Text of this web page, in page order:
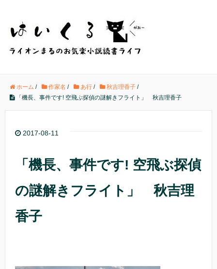
ホーム / 作家名 / あ行 / 秋吉理香子 /
「機長、事件です! 空飛ぶ探偵の謎解きフライト」 秋吉理香子
2017-08-11
「機長、事件です! 空飛ぶ探偵
の謎解きフライト」 秋吉理
香子